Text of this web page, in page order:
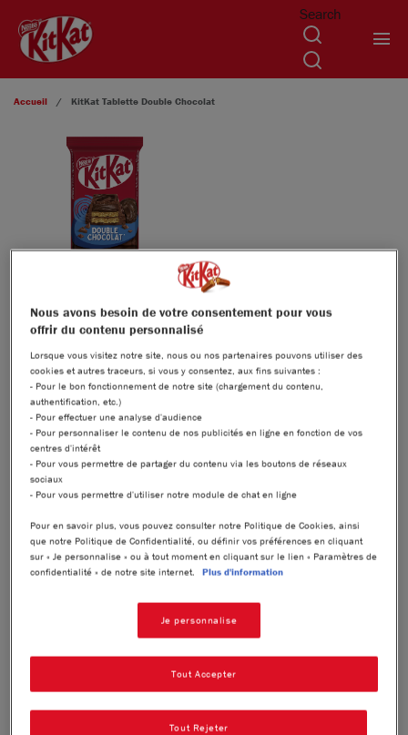
Search
Accueil KitKat Tablette Double Chocolat
KITKAT TABLETTE DOUBLE
CHOCOLAT
Laissez-vous séduire par KITKAT®Tablette, une expérience
multisensorielle : l'iconique gaufrette croustillante KITKAT
un cœur au cacao onctueux, enrobés d'un généreux nappage
au chocolat marbré. À consommer à la maison, seul ou à
Retrouvez nos autres parfums : Caramel Salé, Noisette,
Saveur Cookie Dough et Chocolat au Lait.​
Nous avons besoin de votre consentement pour vous
offrir du contenu personnalisé
Lorsque vous visitez notre site, nous ou nos partenaires pouvons utiliser des
cookies et autres traceurs, si vous y consentez, aux fins suivantes :
- Pour le bon fonctionnement de notre site (chargement du contenu,
authentification, etc.)
- Pour effectuer une analyse d'audience
- Pour personnaliser le contenu de nos publicités en ligne en fonction de vos
centres d'intérêt
- Pour vous permettre de partager du contenu via les boutons de réseaux
sociaux
- Pour vous permettre d'utiliser notre module de chat en ligne
Pour en savoir plus, vous pouvez consulter notre Politique de Cookies, ainsi
que notre Politique de Confidentialité, ou définir vos préférences en cliquant
sur « Je personnalise » ou à tout moment en cliquant sur le lien « Paramètres de
confidentialité » de notre site internet.
Plus d'information
Je personnalise
Tout Rejeter
Tout Accepter